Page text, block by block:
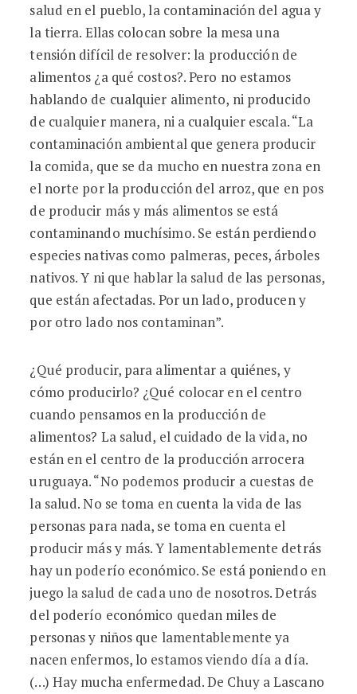
salud en el pueblo, la contaminación del agua y
la tierra. Ellas colocan sobre la mesa una
tensión difícil de resolver: la producción de
alimentos ¿a qué costos?. Pero no estamos
hablando de cualquier alimento, ni producido
de cualquier manera, ni a cualquier escala. “La
contaminación ambiental que genera producir
la comida, que se da mucho en nuestra zona en
el norte por la producción del arroz, que en pos
de producir más y más alimentos se está
contaminando muchísimo. Se están perdiendo
especies nativas como palmeras, peces, árboles
nativos. Y ni que hablar la salud de las personas,
que están afectadas. Por un lado, producen y
por otro lado nos contaminan”.
¿Qué producir, para alimentar a quiénes, y
cómo producirlo? ¿Qué colocar en el centro
cuando pensamos en la producción de
alimentos? La salud, el cuidado de la vida, no
están en el centro de la producción arrocera
uruguaya. “No podemos producir a cuestas de
la salud. No se toma en cuenta la vida de las
personas para nada, se toma en cuenta el
producir más y más. Y lamentablemente detrás
hay un poderío económico. Se está poniendo en
juego la salud de cada uno de nosotros. Detrás
del poderío económico quedan miles de
personas y niños que lamentablemente ya
nacen enfermos, lo estamos viendo día a día.
(…) Hay mucha enfermedad. De Chuy a Lascano